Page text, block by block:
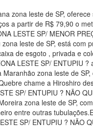
zona leste de SP,
a partir de R$ 79,90 o
LESTE SP/ MENOR
leste de SP, está com
de esgoto , privada e
LESTE SP/ ENTUPIU
zona leste de
chame a Hiroshiro
SP/ ENTUPIU ? NÃO
zona leste de SP,
entre outras
SP/ ENTUPIU ? NÃO